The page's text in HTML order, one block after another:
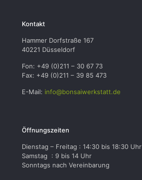
Kontakt
Hammer Dorfstraße 167
40221 Düsseldorf
Fon: +49 (0)211 – 30 67 73
Fax: +49 (0)211 – 39 85 473
E-Mail: info@bonsaiwerkstatt.de
Öffnungszeiten
Dienstag – Freitag : 14:30 bis 18:30 Uhr
Samstag : 9 bis 14 Uhr
Sonntags nach Vereinbarung